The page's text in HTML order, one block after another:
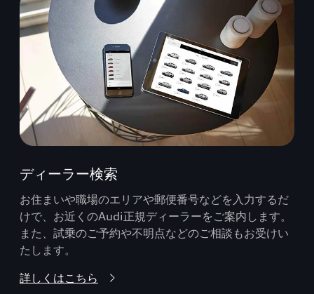
ディーラー検索
お住まいや職場のエリアや郵便番号などを入力するだ
けで、お近くのAudi正規ディーラーをご案内します。
また、試乗のご予約や不明点などのご相談もお受けい
たします。
詳しくはこちら